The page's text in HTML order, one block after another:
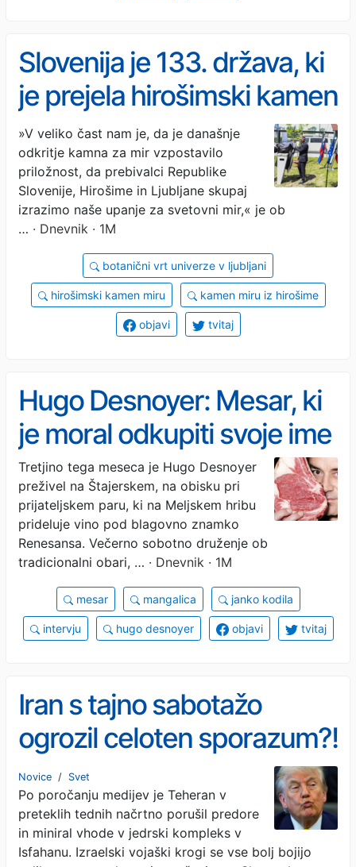
Slovenija je 133. država, ki
je prejela hirošimski kamen
miru
»V veliko čast nam je, da je današnje
odkritje kamna za mir vzpostavilo
priložnost, da prebivalci Republike
Slovenije, Hirošime in Ljubljane skupaj
izrazimo naše upanje za svetovni mir,« je ob
… · Dnevnik · 1M
botanični vrt univerze v ljubljani
hirošimski kamen miru kamen miru iz hirošime
objavi tvitaj
Hugo Desnoyer: Mesar, ki
je moral odkupiti svoje ime
Tretjino tega meseca je Hugo Desnoyer
preživel na Štajerskem, na obisku pri
prijateljskem paru, ki na Meljskem hribu
prideluje vino pod blagovno znamko
Renesansa. Večerno sobotno druženje ob
tradicionalni obari, … · Dnevnik · 1M
mesar mangalica janko kodila
intervju hugo desnoyer objavi tvitaj
Iran s tajno sabotažo
ogrozil celoten sporazum?!
Z eksplozivom prehiteli
Trumpa
Novice / Svet
Po poročanju medijev je Teheran v
preteklih tednih načrtno porušil predore
in miniral vhode v jedrski kompleks v
Isfahanu. Izraelski vojaški krogi se vse bolj bojijo